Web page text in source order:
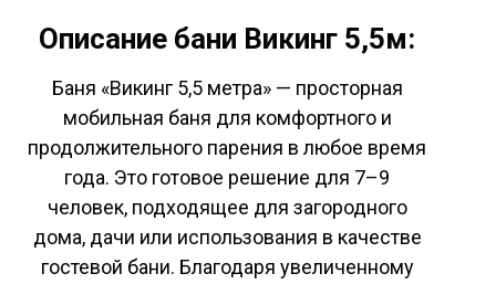
Описание бани Викинг 5,5м:
Баня «Викинг 5,5 метра» — просторная
мобильная баня для комфортного и
продолжительного парения в любое время
года. Это готовое решение для 7–9
человек, подходящее для загородного
дома, дачи или использования в качестве
гостевой бани. Благодаря увеличенному